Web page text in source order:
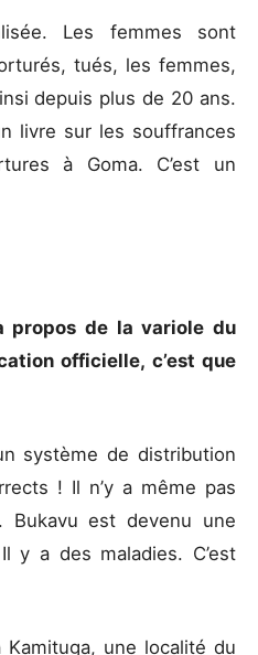
Les femmes sont
tués, les femmes,
depuis plus de 20 ans.
livre sur les souffrances
à Goma. C’est un
propos de la variole du
officielle, c’est que
système de distribution
! Il n’y a même pas
Bukavu est devenu une
y a des maladies. C’est
une localité du